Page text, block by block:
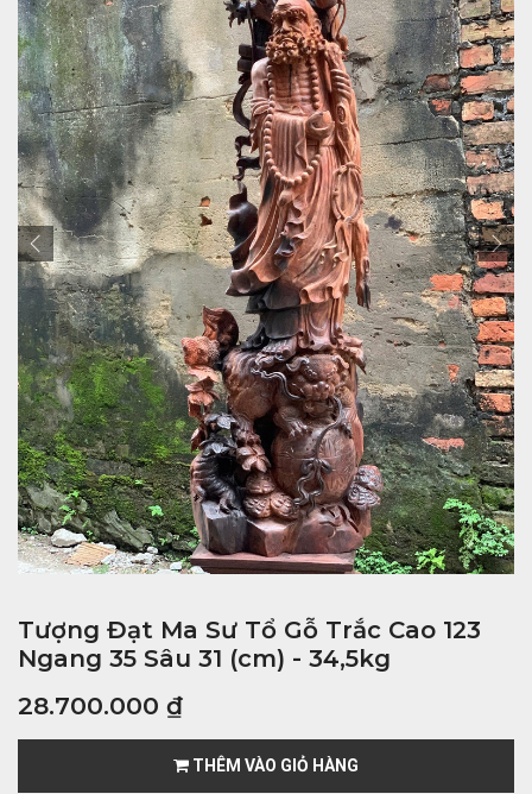
Tượng Đạt Ma Sư Tổ Gỗ Trắc Cao 123
Ngang 35 Sâu 31 (cm) - 34,5kg
28.700.000 ₫
THÊM VÀO GIỎ HÀNG